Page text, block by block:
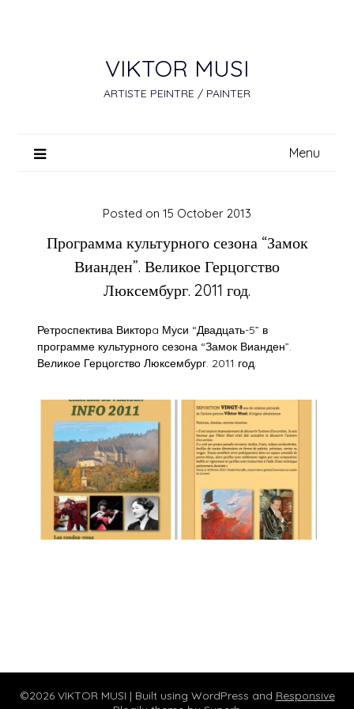
VIKTOR MUSI
ARTISTE PEINTRE / PAINTER
Menu
Программа культурного сезона “Замок
Вианден”. Великое Герцогство
Люксембург. 2011 год.
Posted on 15 October 2013
Ретроспектива Викторa Муси “Двадцать-5” в
программе культурного сезона “Замок Вианден”.
Великое Герцогство Люксембург. 2011 год.
©2026 VIKTOR MUSI | Built using WordPress and Responsive